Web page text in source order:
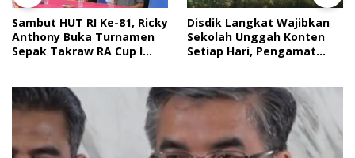
Sambut HUT RI Ke-81, Ricky
Anthony Buka Turnamen
Sepak Takraw RA Cup I
Disdik Langkat Wajibkan
Sekolah Unggah Konten
Setiap Hari, Pengamat